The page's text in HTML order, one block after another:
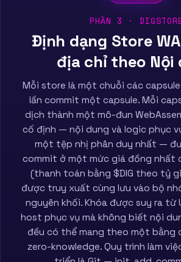
PHẦN 3 ·
Định dạng Store
địa chỉ theo Nội
Mỗi store là một chuỗi các
lần commit một capsule. Mỗi
dịch thành một mô-đun
cố định — nội dung và logic phục
một tệp nhị phân duy nhất —
commit ở một mức giá đồng nhất
(thanh toán bằng $DIG theo tỷ
được truy xuất cùng lưu vào bộ
nguyên khối. Khóa được suy ra từ
host phục vụ mà không biết nội
đều có thể mang theo một bằng
zero-knowledge. Quy trình làm